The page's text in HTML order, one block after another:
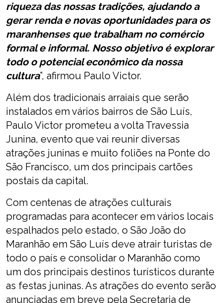
riqueza das nossas tradições, ajudando a
gerar renda e novas oportunidades para os
maranhenses que trabalham no comércio
formal e informal. Nosso objetivo é explorar
todo o potencial econômico da nossa
cultura”, afirmou Paulo Victor.
Além dos tradicionais arraiais que serão
instalados em vários bairros de São Luís,
Paulo Victor prometeu a volta Travessia
Junina, evento que vai reunir diversas
atrações juninas e muito foliões na Ponte do
São Francisco, um dos principais cartões
postais da capital.
Com centenas de atrações culturais
programadas para acontecer em vários locais
espalhados pelo estado, o São João do
Maranhão em São Luís deve atrair turistas de
todo o país e consolidar o Maranhão como
um dos principais destinos turísticos durante
as festas juninas. As atrações do evento serão
anunciadas em breve pela Secretaria de